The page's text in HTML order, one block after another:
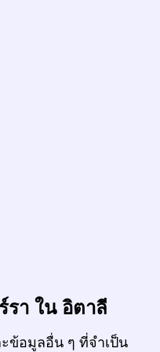
รา ใน อิตาลี
ข้อมูลอื่น ๆ ที่จำเป็น